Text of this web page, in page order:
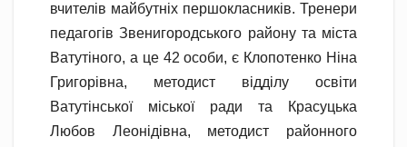
вчителів майбутніх першокласників. Тренери
педагогів Звенигородського району та міста
Ватутіного, а це 42 особи, є Клопотенко Ніна
Григорівна, методист відділу освіти
Ватутінської міської ради та Красуцька
Любов Леонідівна, методист районного